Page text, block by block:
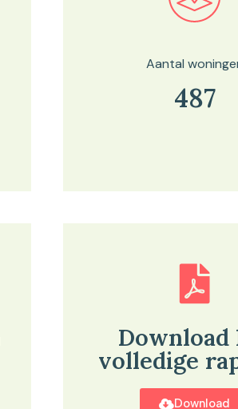
Bekijk in onze
Aantal
487
Download
volledige
Download